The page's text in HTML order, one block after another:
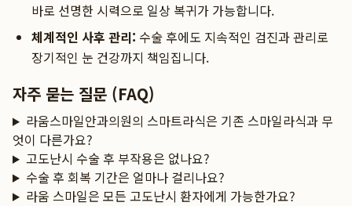
바로 선명한 시력으로 일상 복귀가 가능합니다.
체계적인 사후 관리: 수술 후에도 지속적인 검진과 관리로
장기적인 눈 건강까지 책임집니다.
자주 묻는 질문 (FAQ)
라움스마일안과의원의 스마트라식은 기존 스마일라식과 무
엇이 다른가요?
고도난시 수술 후 부작용은 없나요?
수술 후 회복 기간은 얼마나 걸리나요?
라움 스마일은 모든 고도난시 환자에게 가능한가요?